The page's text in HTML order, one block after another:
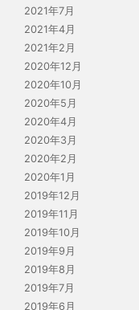
2021年7月
2021年4月
2021年2月
2020年12月
2020年10月
2020年5月
2020年4月
2020年3月
2020年2月
2020年1月
2019年12月
2019年11月
2019年10月
2019年9月
2019年8月
2019年7月
2019年6月